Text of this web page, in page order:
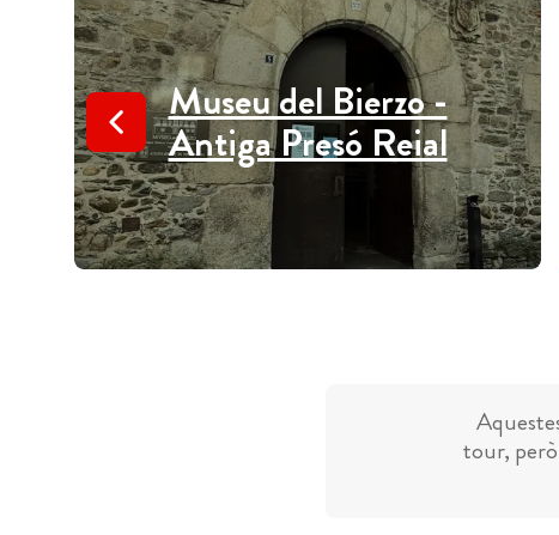
Museu del Bierzo -
Antiga Presó Reial
tour,